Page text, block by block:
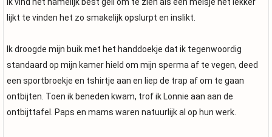
lijkt te vinden het zo smakelijk opslurpt en inslikt.
Ik droogde mijn buik met het handdoekje dat ik tegenwoordig
standaard op mijn kamer hield om mijn sperma af te vegen, deed
een sportbroekje en tshirtje aan en liep de trap af om te gaan
ontbijten. Toen ik beneden kwam, trof ik Lonnie aan aan de
ontbijttafel. Paps en mams waren natuurlijk al op hun werk.